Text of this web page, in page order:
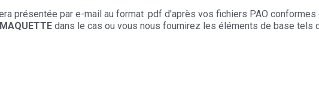
présentée par e-mail au format .pdf d'après vos fichiers PAO conformes
MAQUETTE dans le cas ou vous nous fournirez les éléments de base tels